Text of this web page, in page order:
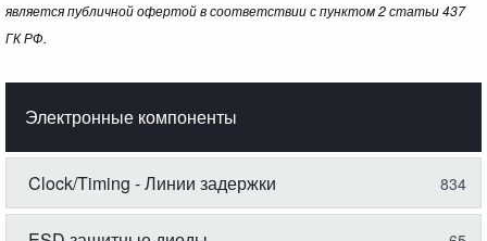
является публичной офертой в соответствии с пунктом 2 статьи 437
ГК РФ.
Электронные компоненты
Clock/Timing - Линии задержки 834